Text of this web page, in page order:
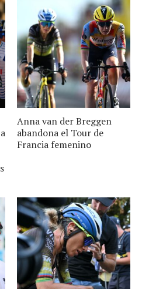
Anna van der Breggen
abandona el Tour de
Francia femenino